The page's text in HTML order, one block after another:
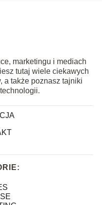
marketingu i mediach
tutaj wiele ciekawych
a także poznasz tajniki